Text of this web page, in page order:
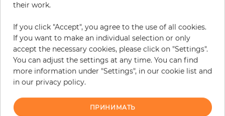
83,30 € за рулон
19% НДС включительно + Доставка
Цена за м² - 14,67 €
Do you need glue?
− +
their work.
If you click "Accept", you agree to the use of all cookies.
If you want to make an individual selection or only
accept the necessary cookies, please click on "Settings".
You can adjust the settings at any time. You can find
more information under "Settings", in our cookie list and
in our privacy policy.
ПРИНИМАТЬ